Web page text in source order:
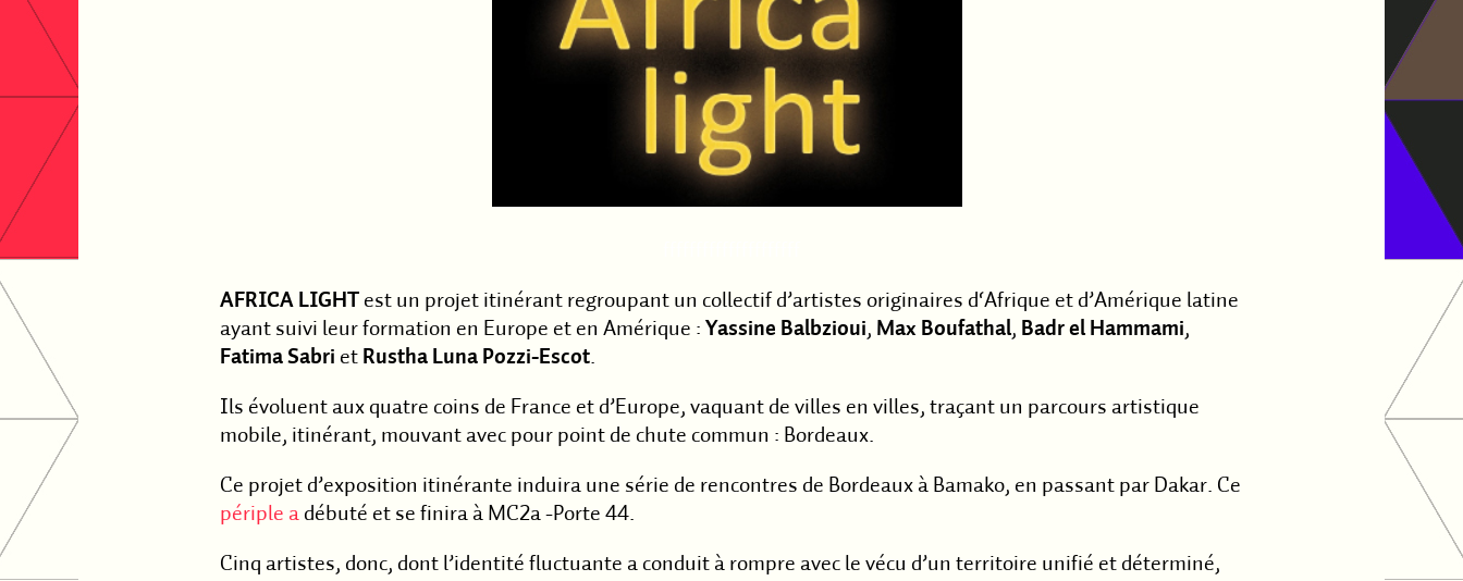
AFRICA LIGHT est un projet itinérant regroupant un collectif d’artistes originaires d‘Afrique et d’Amérique latine
ayant suivi leur formation en Europe et en Amérique : Yassine Balbzioui, Max Boufathal, Badr el Hammami,
Fatima Sabri et Rustha Luna Pozzi-Escot.
Ils évoluent aux quatre coins de France et d’Europe, vaquant de villes en villes, traçant un parcours artistique
mobile, itinérant, mouvant avec pour point de chute commun : Bordeaux.
Ce projet d’exposition itinérante induira une série de rencontres de Bordeaux à Bamako, en passant par Dakar. Ce
périple a débuté et se finira à MC2a -Porte 44.
Cinq artistes, donc, dont l’identité fluctuante a conduit à rompre avec le vécu d’un territoire unifié et déterminé,